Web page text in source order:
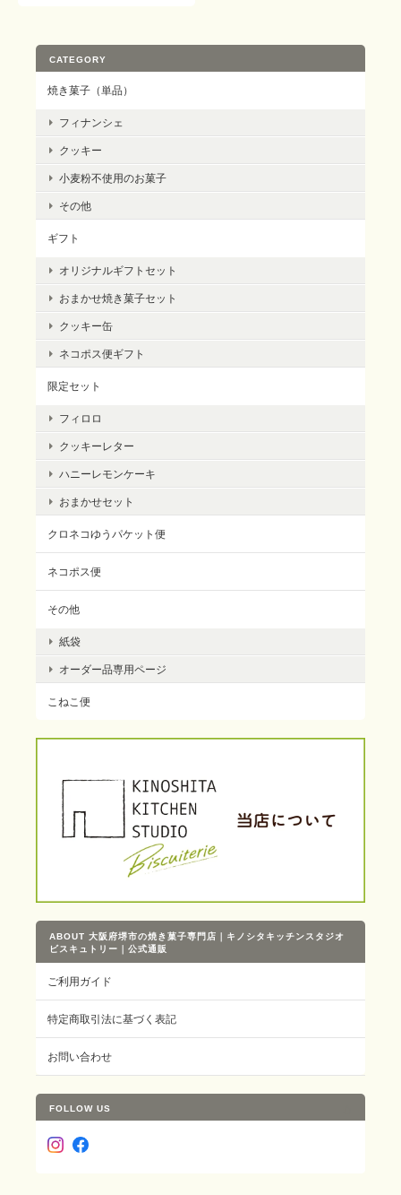
CATEGORY
焼き菓子（単品）
フィナンシェ
クッキー
小麦粉不使用のお菓子
その他
ギフト
オリジナルギフトセット
おまかせ焼き菓子セット
クッキー缶
ネコポス便ギフト
限定セット
フィロロ
クッキーレター
ハニーレモンケーキ
おまかせセット
クロネコゆうパケット便
ネコポス便
その他
紙袋
オーダー品専用ページ
こねこ便
ABOUT 大阪府堺市の焼き菓子専門店｜キノシタキッチンスタジオ
ビスキュトリー｜公式通販
ご利用ガイド
特定商取引法に基づく表記
お問い合わせ
FOLLOW US